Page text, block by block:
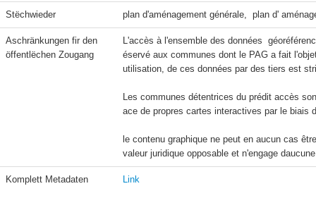
Stëchwieder plan d'aménagement générale,  plan d'
Aschränkungen fir den
öffentlëchen Zougang
L'accès à l'ensemble des données
éservé aux communes dont le PAG a fait
utilisation, de ces données par des tiers est
Les communes détentrices du prédit accès
ace de propres cartes interactives par le biais
le contenu graphique ne peut en aucun cas
valeur juridique opposable et n'engage
Komplett Metadaten Link